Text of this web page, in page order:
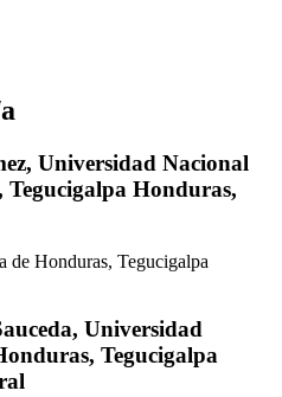
Universidad Nacional
Honduras,
de Honduras, Tegucigalpa
Universidad
Tegucigalpa